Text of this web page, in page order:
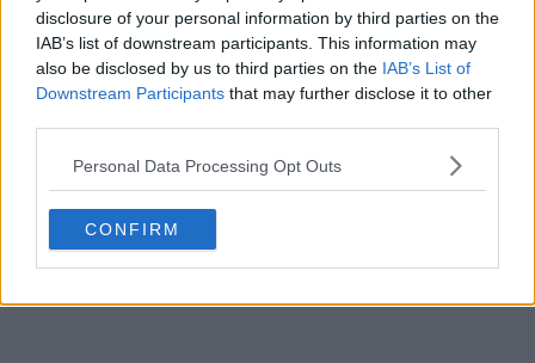
disclosure of your personal information by third parties on the
IAB’s list of downstream participants. This information may
also be disclosed by us to third parties on the IAB’s List of
Downstream Participants that may further disclose it to other
Personal Data Processing Opt Outs
CONFIRM